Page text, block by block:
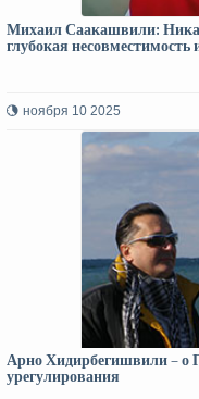
Михаил Саакашвили:
глубокая
ноября 10 2025
Арно Хидирбегишвили – о
урегулирования